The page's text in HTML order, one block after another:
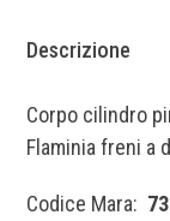
Descrizione
Corpo cilindro
Flaminia freni a
Codice Mara: